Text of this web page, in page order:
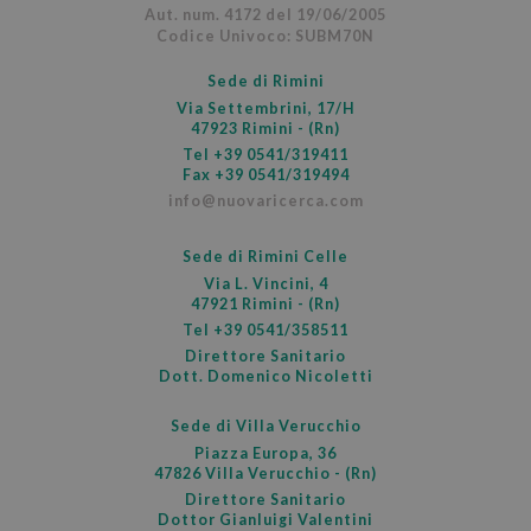
Aut. num. 4172 del 19/06/2005
Codice Univoco: SUBM70N
Sede di Rimini
Via Settembrini, 17/H
47923 Rimini - (Rn)
Tel +39 0541/319411
Fax +39 0541/319494
info@nuovaricerca.com
Sede di Rimini Celle
Via L. Vincini, 4
47921 Rimini - (Rn)
Tel +39 0541/358511
Direttore Sanitario
Dott. Domenico Nicoletti
Sede di Villa Verucchio
Piazza Europa, 36
47826 Villa Verucchio - (Rn)
Direttore Sanitario
Dottor Gianluigi Valentini
CookieScriptConsent
CookieScript
.nuovaricerca.com